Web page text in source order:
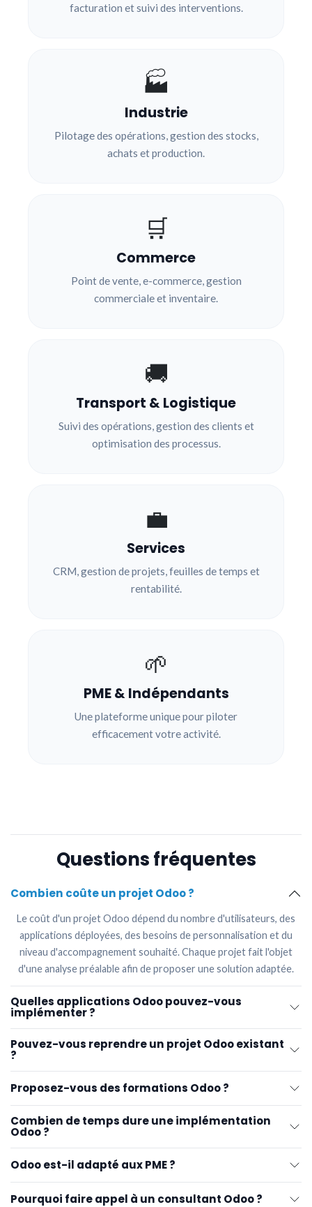
facturation et suivi des interventions.
🏭
Industrie
Pilotage des opérations, gestion des stocks,
achats et production.
🛒
Commerce
Point de vente, e-commerce, gestion
commerciale et inventaire.
🚚
Transport & Logistique
Suivi des opérations, gestion des clients et
optimisation des processus.
💼
Services
CRM, gestion de projets, feuilles de temps et
rentabilité.
🌱
PME & Indépendants
Une plateforme unique pour piloter
efficacement votre activité.
Questions fréquentes
Combien coûte un projet Odoo ?
Le coût d'un projet Odoo dépend du nombre d'utilisateurs, des
applications déployées, des besoins de personnalisation et du
niveau d'accompagnement souhaité. Chaque projet fait l'objet
d'une analyse préalable afin de proposer une solution adaptée.
Quelles applications Odoo pouvez-vous
implémenter ?
Pouvez-vous reprendre un projet Odoo existant
?
Proposez-vous des formations Odoo ?
Combien de temps dure une implémentation
Odoo ?
Odoo est-il adapté aux PME ?
Pourquoi faire appel à un consultant Odoo ?